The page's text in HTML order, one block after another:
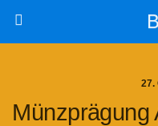
27.
Münz­prä­gung